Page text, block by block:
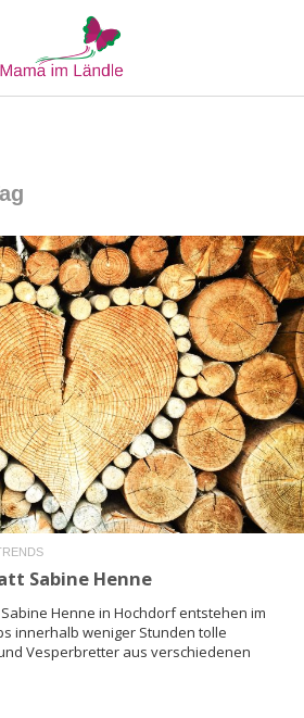
READ MORE
Sabine Henne
Henne in Hochdorf entstehen im
innerhalb weniger Stunden tolle
Vesperbretter aus verschiedenen